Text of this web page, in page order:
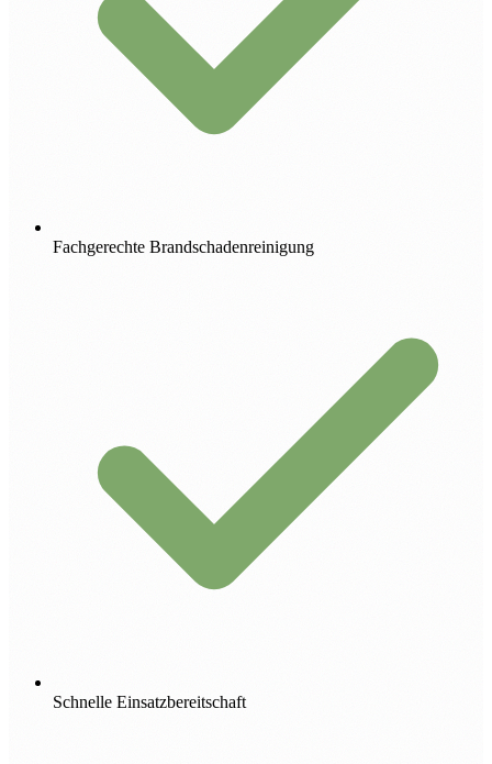
Fachgerechte Brandschadenreinigung
Schnelle Einsatzbereitschaft